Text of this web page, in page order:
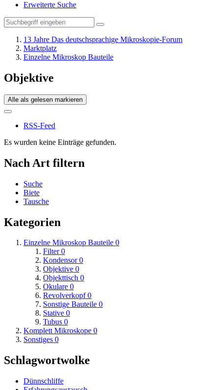
Erweiterte Suche
13 Jahre Das deutschsprachige Mikroskopie-Forum
Marktplatz
Einzelne Mikroskop Bauteile
Objektive
Alle als gelesen markieren
RSS-Feed
Es wurden keine Einträge gefunden.
Nach Art filtern
Suche
Biete
Tausche
Kategorien
Einzelne Mikroskop Bauteile 0
Filter 0
Kondensor 0
Objektive 0
Objekttisch 0
Okulare 0
Revolverkopf 0
Sonstige Bauteile 0
Stative 0
Tubus 0
Komplett Mikroskope 0
Sonstiges 0
Schlagwortwolke
Dünnschliffe